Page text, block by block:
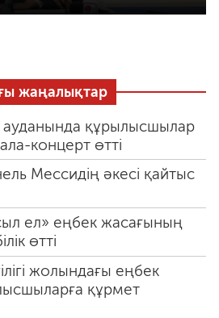
жаңалықтар
ауданында құрылысшылар
концерт өтті
Мессидің әкесі қайтыс
ел» еңбек жасағының
өтті
жолындағы еңбек
құрмет